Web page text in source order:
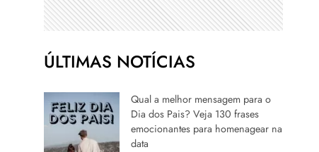
ÚLTIMAS NOTÍCIAS
Qual a melhor mensagem para o
Dia dos Pais? Veja 130 frases
emocionantes para homenagear na
data